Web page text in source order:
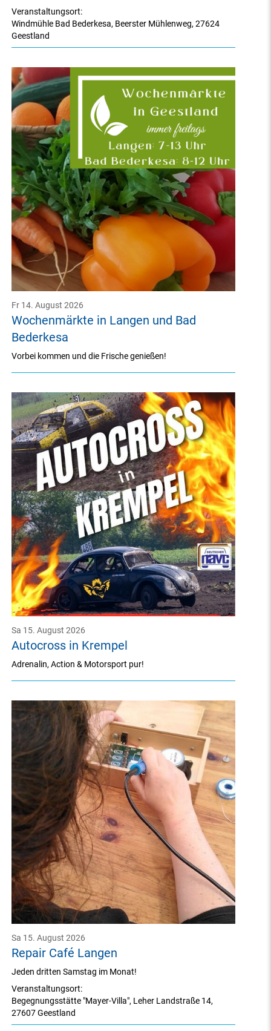
Veranstaltungsort:
Windmühle Bad Bederkesa, Beerster Mühlenweg,27624
Geestland
Wochenmärkte in Langen und Bad
Bederkesa
Fr 14. August 2026
Vorbei kommen und die Frische genießen!
Autocross in Krempel
Sa 15. August 2026
Adrenalin, Action & Motorsport pur!
Repair Café Langen
Sa 15. August 2026
Veranstaltungsort:
Begegnungsstätte "Mayer-Villa", Leher Landstraße 14,
27607 Geestland
Jeden dritten Samstag im Monat!